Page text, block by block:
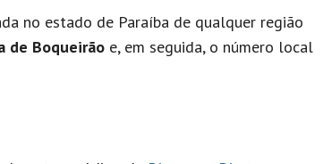
no estado de Paraíba de qualquer região
de Boqueirão e, em seguida, o número local